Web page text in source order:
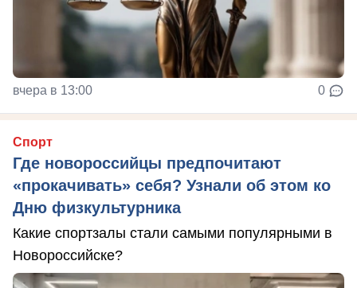
вчера в 13:00 0
Спорт
Где новороссийцы предпочитают
«прокачивать» себя? Узнали об этом ко
Дню физкультурника
Какие спортзалы стали самыми популярными в
Новороссийске?